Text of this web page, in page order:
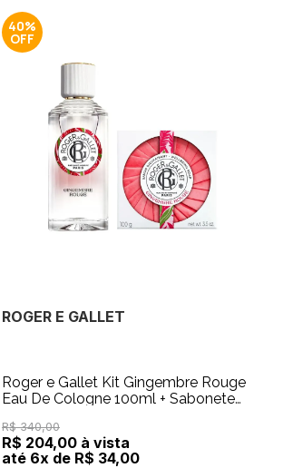
40%
ROGER E GALLET
Roger e Gallet Kit Gingembre Rouge
Eau De Cologne 100ml + Sabonete
R$ 340,00
R$ 204,00 à vista
até 6x de R$ 34,00